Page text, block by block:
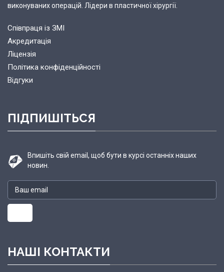
виконуваних операцій. Лідери в пластичної хірургії.
Співпраця із ЗМІ
Акредитація
Ліцензія
Політика конфіденційності
Відгуки
ПІДПИШІТЬСЯ
Впишіть свій email, щоб бути в курсі останніх наших
новин.
НАШІ КОНТАКТИ